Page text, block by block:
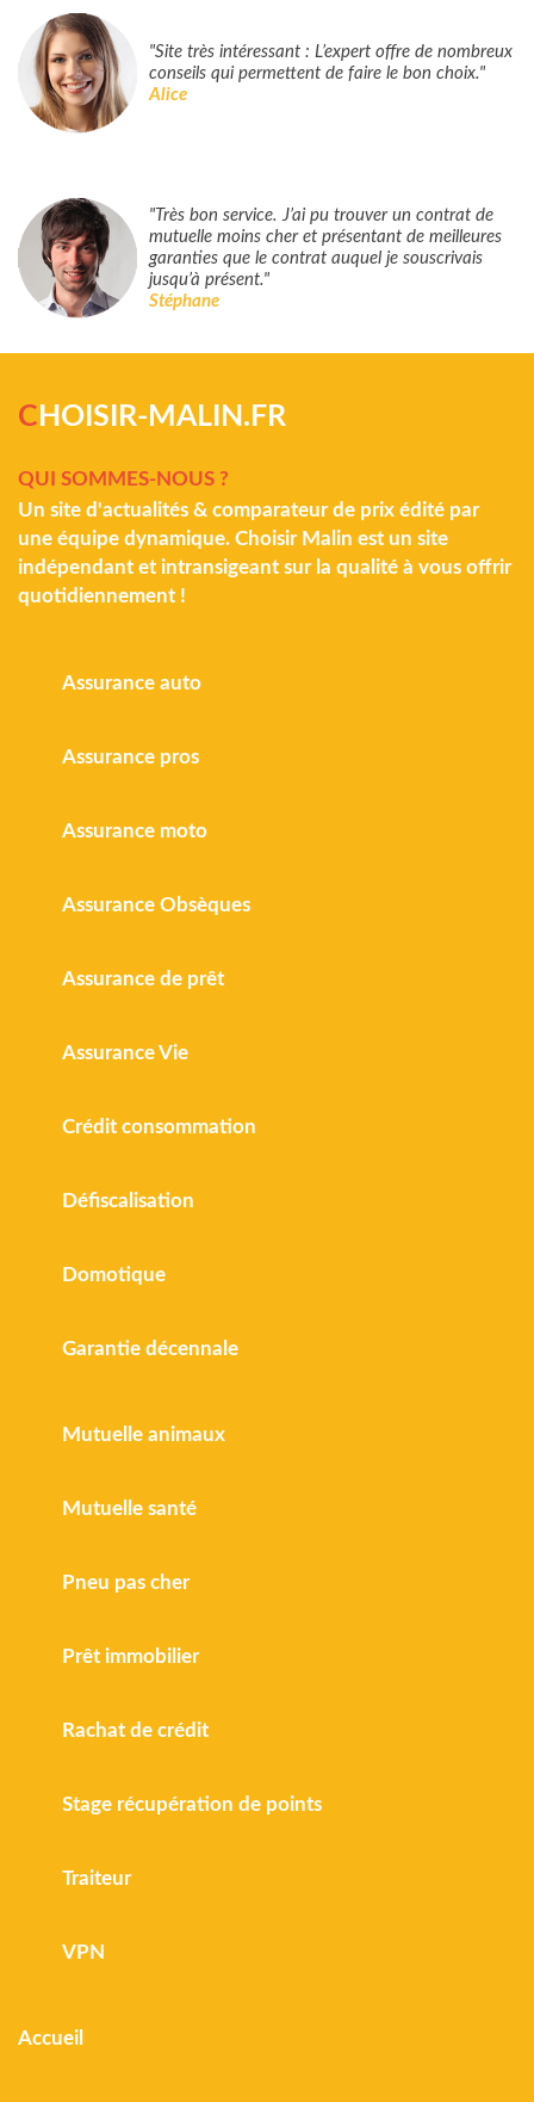
"Site très intéressant : L’expert offre de nombreux
conseils qui permettent de faire le bon choix."
Alice
"Très bon service. J’ai pu trouver un contrat de
mutuelle moins cher et présentant de meilleures
garanties que le contrat auquel je souscrivais
jusqu’à présent."
Stéphane
C HOISIR-MALIN.FR
QUI SOMMES-NOUS ?
Un site d'actualités & comparateur de prix édité par
une équipe dynamique. Choisir Malin est un site
indépendant et intransigeant sur la qualité à vous offrir
quotidiennement !
Assurance auto
Assurance pros
Assurance moto
Assurance Obsèques
Assurance de prêt
Assurance Vie
Crédit consommation
Défiscalisation
Domotique
Garantie décennale
Mutuelle animaux
Mutuelle santé
Pneu pas cher
Prêt immobilier
Rachat de crédit
Stage récupération de points
Traiteur
VPN
Accueil